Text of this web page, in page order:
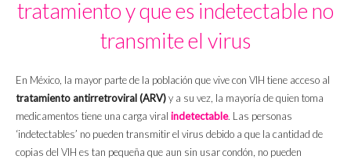
tratamiento y que es indetectable no
transmite el virus
En México, la mayor parte de la población que vive con VIH tiene acceso al
tratamiento antirretroviral (ARV)y a su vez, la mayoría de quien toma
medicamentos tiene una carga viral indetectable. Las personas
‘indetectables’ no pueden transmitir el virus debido a que la cantidad de
copias del VIH es tan pequeña que aun sin usar condón, no pueden